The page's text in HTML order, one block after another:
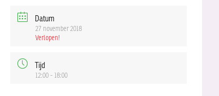
Datum
27 november 2018
Verlopen!
Tijd
12:00 - 18:00